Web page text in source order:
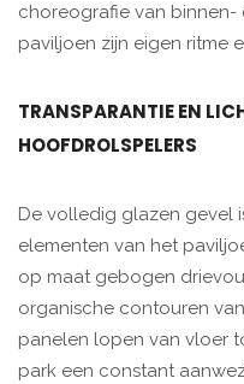
choreografie van binnen-
paviljoen zijn eigen ritme
TRANSPARANTIE EN
HOOFDROLSPELERS
De volledig glazen gevel
elementen van het
op maat gebogen
organische contouren
panelen lopen van vloer
park een constant